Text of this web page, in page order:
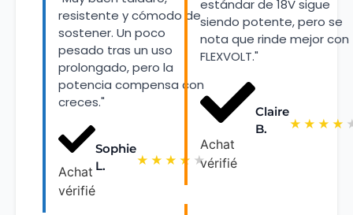
resistente y cómodo de
sostener. Un poco
pesado tras un uso
prolongado, pero la
potencia compensa con
creces."
Achat
vérifié
Sophie
L.
★ ★ ★ ★ ★
estándar de 18V sigue
siendo potente, pero se
nota que rinde mejor con
FLEXVOLT."
Achat
vérifié
Claire
B.
★ ★ ★ ★